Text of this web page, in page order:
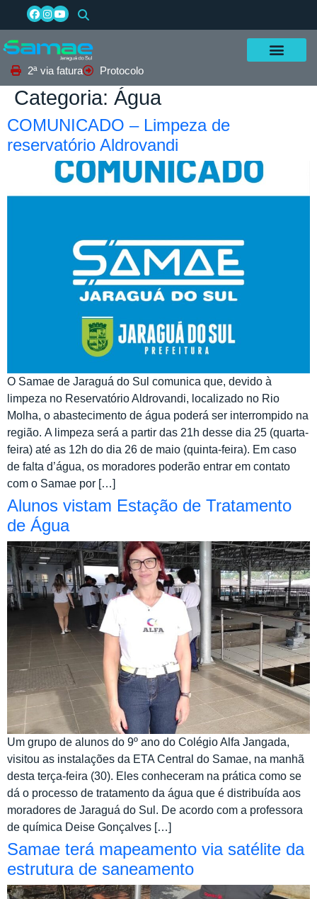
2ª via fatura Protocolo
Categoria: Água
COMUNICADO – Limpeza de
reservatório Aldrovandi
O Samae de Jaraguá do Sul comunica que, devido à
limpeza no Reservatório Aldrovandi, localizado no Rio
Molha, o abastecimento de água poderá ser interrompido na
região. A limpeza será a partir das 21h desse dia 25 (quarta-
feira) até as 12h do dia 26 de maio (quinta-feira). Em caso
de falta d’água, os moradores poderão entrar em contato
com o Samae por […]
Alunos vistam Estação de Tratamento
de Água
Um grupo de alunos do 9º ano do Colégio Alfa Jangada,
visitou as instalações da ETA Central do Samae, na manhã
desta terça-feira (30). Eles conheceram na prática como se
dá o processo de tratamento da água que é distribuída aos
moradores de Jaraguá do Sul. De acordo com a professora
de química Deise Gonçalves […]
Samae terá mapeamento via satélite da
estrutura de saneamento